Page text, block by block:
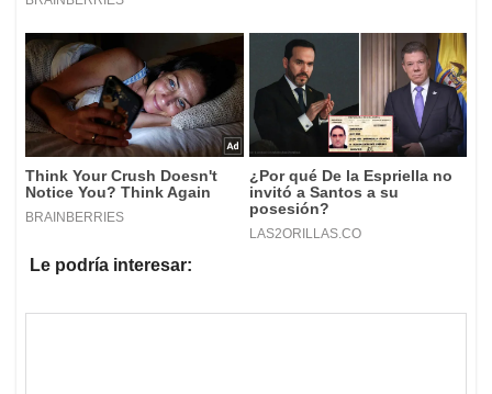
Le podría interesar: